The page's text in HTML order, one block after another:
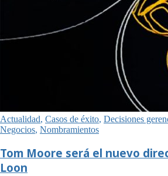
Actualidad, Casos de éxito, Decisiones
Negocios, Nombramientos
Tom Moore será el nuevo
Loon